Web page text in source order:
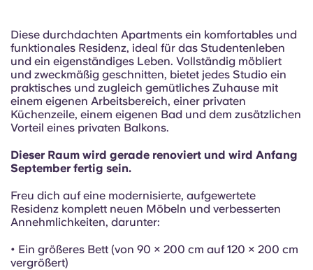
Italian
French
Portuguese
Diese durchdachten Apartments ein komfortables und
funktionales Residenz, ideal für das Studentenleben
und ein eigenständiges Leben. Vollständig möbliert
und zweckmäßig geschnitten, bietet jedes Studio ein
praktisches und zugleich gemütliches Zuhause mit
einem eigenen Arbeitsbereich, einer privaten
Küchenzeile, einem eigenen Bad und dem zusätzlichen
Vorteil eines privaten Balkons.
Dieser Raum wird gerade renoviert und wird Anfang
September fertig sein.
Freu dich auf eine modernisierte, aufgewertete
Residenz komplett neuen Möbeln und verbesserten
Annehmlichkeiten, darunter:
• Ein größeres Bett (von 90 × 200 cm auf 120 × 200 cm
vergrößert)